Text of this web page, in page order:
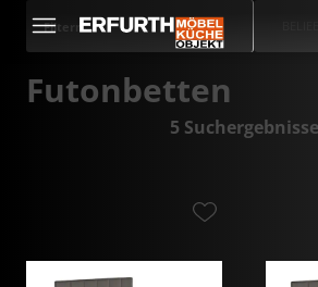
Filtern
Futonbetten
5 Suchergebnisse